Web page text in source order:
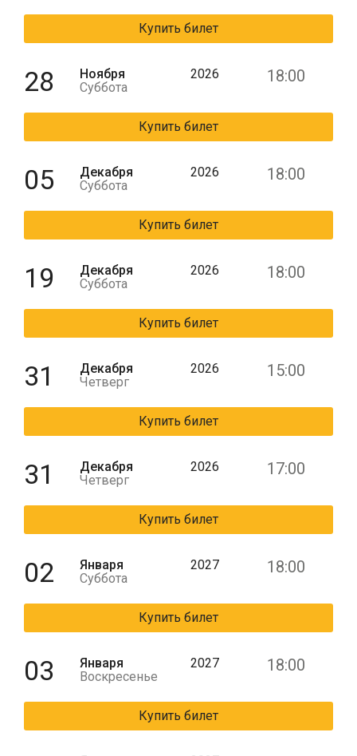
Купить билет
28
Ноября
Суббота
2026 18:00
Купить билет
05
Декабря
Суббота
2026 18:00
Купить билет
19
Декабря
Суббота
2026 18:00
Купить билет
31
Декабря
Четверг
2026 15:00
Купить билет
31
Декабря
Четверг
2026 17:00
Купить билет
02
Января
Суббота
2027 18:00
Купить билет
03
Января
Воскресенье
2027 18:00
Купить билет